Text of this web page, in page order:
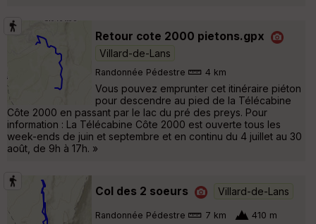
Retour cote 2000 pietons.gpx
Villard-de-Lans
Randonnée Pédestre 4 km
Vous pouvez emprunter cet itinéraire piéton
pour descendre au pied de la Télécabine
Côte 2000 en passant par le lac du pré des preys. Pour
information : La Télécabine Côte 2000 est ouverte tous les
week-ends de juin et septembre et en continu du 4 juillet au 30
août, de 9h à 17h. »
Col des 2 soeurs Villard-de-Lans
Randonnée Pédestre 7 km 410 m